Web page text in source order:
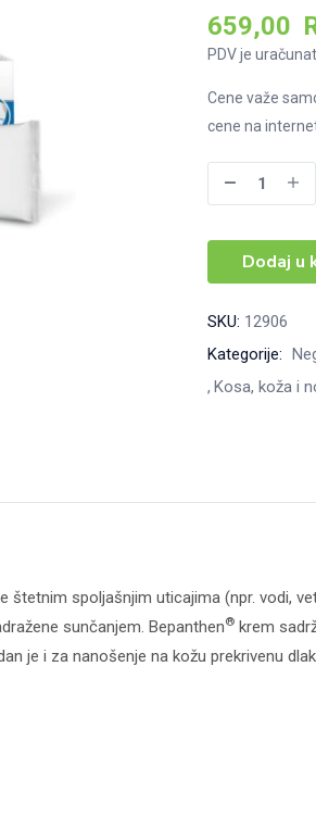
659,00
PDV je
Cene važe
cene na
Bepanthen
krema
količina
Dodaj u
SKU: 12906
Kategorije:
Kosa, koža i
štetnim spoljašnjim uticajima (npr. vodi,
sunčanjem. Bepanthen® krem
je i za nanošenje na kožu prekrivenu